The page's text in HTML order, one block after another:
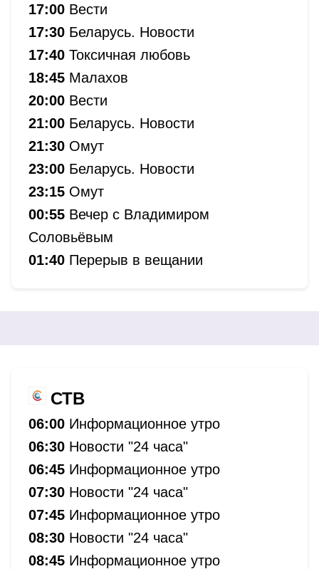
17:00 Вести
17:30 Беларусь. Новости
17:40 Токсичная любовь
18:45 Малахов
20:00 Вести
21:00 Беларусь. Новости
21:30 Омут
23:00 Беларусь. Новости
23:15 Омут
00:55 Вечер с Владимиром
Соловьёвым
01:40 Перерыв в вещании
СТВ
06:00 Информационное утро
06:30 Новости "24 часа"
06:45 Информационное утро
07:30 Новости "24 часа"
07:45 Информационное утро
08:30 Новости "24 часа"
08:45 Информационное утро